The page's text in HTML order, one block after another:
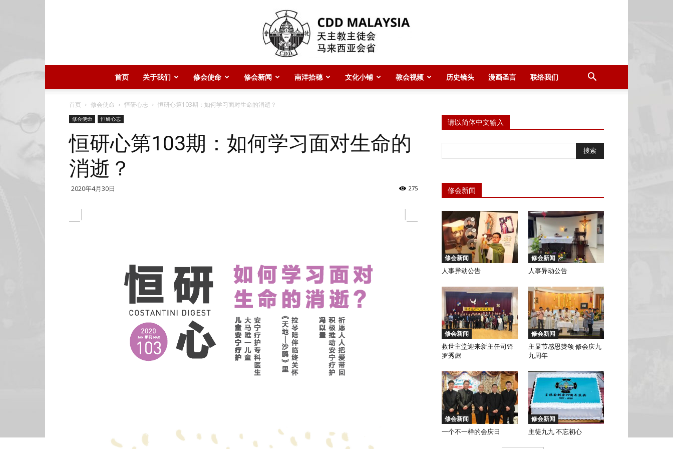
CDD
Malaysia
徒
会
首页 关于我们 修会使命 修会新闻 南洋拾穗 文化小铺 教会视频 历史镜头 漫画圣言 联络我们
首页 修会使命 恒研心志 恒研心第103期：如何学习面对生命的消逝？
修会使命 恒研心志
恒研心第103期：如何学习面对生命的
消逝？
2020年4月30日 275
请以简体中文输入
修会新闻
修会新闻
人事异动公告
修会新闻
人事异动公告
修会新闻
救世主堂迎来新主任司铎
罗秀彪
修会新闻
主显节感恩赞颂 修会庆九
九周年
修会新闻
一个不一样的会庆日
修会新闻
主徒九九 不忘初心